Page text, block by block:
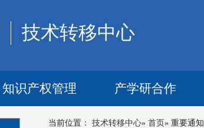
技术转移中心
知识产权管理 产学研合作
当前位置： 技术转移中心» 首页» 重要通知